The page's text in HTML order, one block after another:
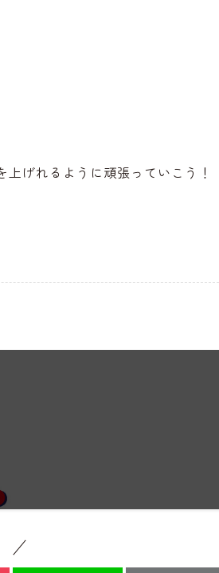
げれるように頑張っていこう！